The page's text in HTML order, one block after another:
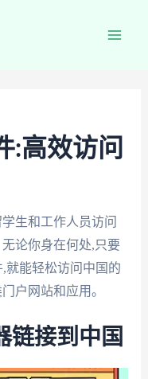
:高效访问
生和工作人员访问
论你身在何处,只要
就能轻松访问中国的
户网站和应用。
链接到中国